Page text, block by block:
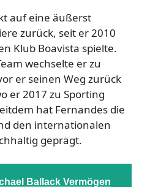
auf eine äußerst
zurück, seit er 2010
Klub Boavista spielte.
wechselte er zu
er seinen Weg zurück
er 2017 zu Sporting
hat Fernandes die
den internationalen
geprägt.
Ballack Vermögen